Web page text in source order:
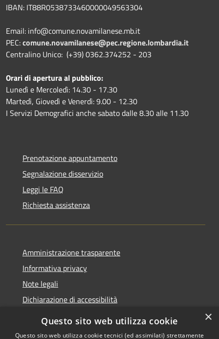
IBAN: IT88R0538733460000049563304
Email: info@comune.novamilanese.mb.it
PEC:comune.novamilanese@pec.regione.lombardia.it
Centralino Unico: (+39) 0362.374252 - 203
Orari di apertura al pubblico:
Lunedì e Mercoledì: 14.30 - 17.30
Martedì, Giovedì e Venerdì: 9.00 - 12.30
I Servizi Demografici anche sabato dalle 8.30 alle 11.30
Prenotazione appuntamento
Segnalazione disservizio
Leggi le FAQ
Richiesta assistenza
Amministrazione trasparente
Informativa privacy
Note legali
Dichiarazione di accessibilità
×
Questo sito web utilizza cookie
Questo sito web utilizza cookie tecnici (ed assimilati) strettamente